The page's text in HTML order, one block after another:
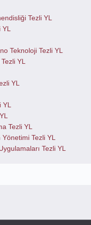
Tezli YL
Teknoloji Tezli YL
YL
YL
Tezli YL
Tezli YL
Tezli YL